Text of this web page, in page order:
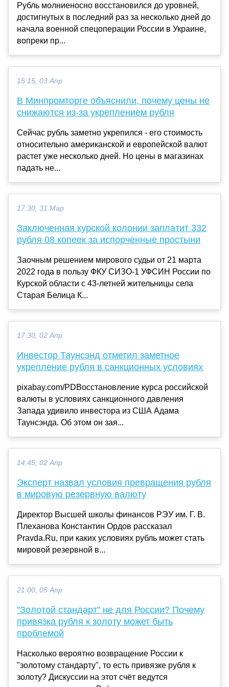
Рубль молниеносно восстановился до уровней,
достигнутых в последний раз за несколько дней до
начала военной спецоперации России в Украине,
вопреки пр...
15:15, 03 Апр
В Минпромторге объяснили, почему цены не
снижаются из-за укреплением рубля
Сейчас рубль заметно укрепился - его стоимость
относительно американской и европейской валют
растет уже несколько дней. Но цены в магазинах
падать не...
17:30, 31 Мар
Заключенная курской колонии заплатит 332
рубля 08 копеек за испорченные простыни
Заочным решением мирового судьи от 21 марта
2022 года в пользу ФКУ СИЗО-1 УФСИН России по
Курской области с 43-летней жительницы села
Старая Белица К...
17:30, 02 Апр
Инвестор Таунсэнд отметил заметное
укрепление рубля в санкционных условиях
pixabay.com/PDВосстановление курса российской
валюты в условиях санкционного давления
Запада удивило инвестора из США Адама
Таунсэнда. Об этом он зая...
14:45, 02 Апр
Эксперт назвал условия превращения рубля
в мировую резервную валюту
Директор Высшей школы финансов РЭУ им. Г. В.
Плеханова Константин Ордов рассказал
Pravda.Ru, при каких условиях рубль может стать
мировой резервной в...
21:00, 05 Апр
"Золотой стандарт" не для России? Почему
привязка рубля к золоту может быть
проблемой
Насколько вероятно возвращение России к
"золотому стандарту", то есть привязке рубля к
золоту? Дискуссии на этот счёт ведутся